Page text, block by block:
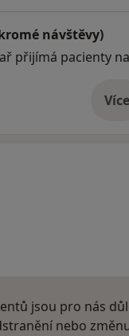
návštěvy)
přijímá pacienty
Více
o
jsou pro nás
nebo